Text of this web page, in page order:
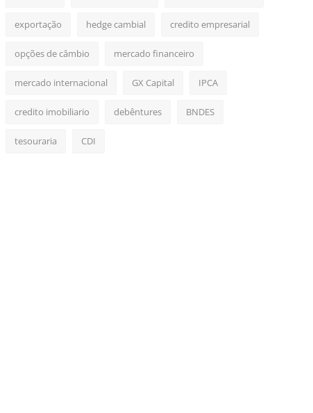
exportação hedge cambial credito empresarial
opções de câmbio mercado financeiro
mercado internacional GX Capital IPCA
credito imobiliario debêntures BNDES
tesouraria CDI